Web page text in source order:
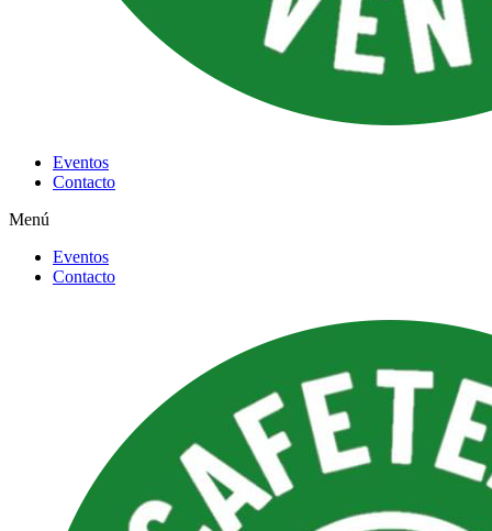
Eventos
Contacto
Menú
Eventos
Contacto